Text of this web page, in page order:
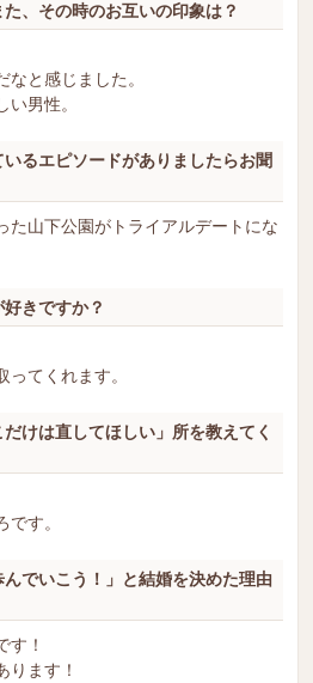
、その時のお互いの印象は？
と感じました。
男性。
るエピソードがありましたらお聞
た山下公園がトライアルデートにな
きですか？
てくれます。
けは直してほしい」所を教えてく
す。
んでいこう！」と結婚を決めた理由
す！
ります！